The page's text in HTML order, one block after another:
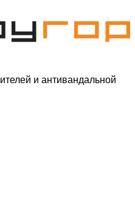
и антивандальной